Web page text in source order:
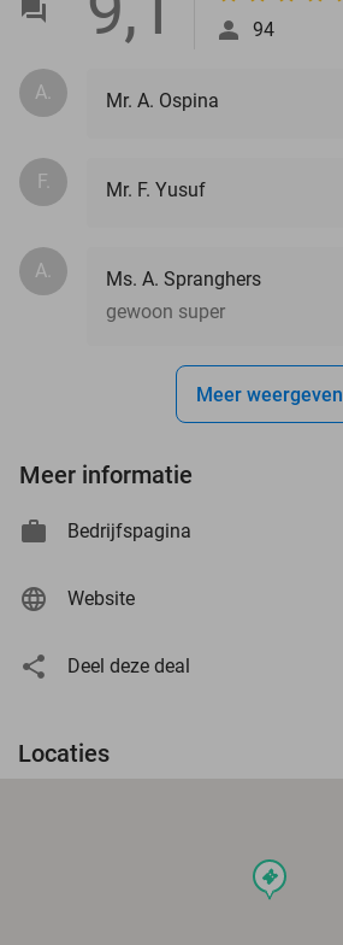
94
A. Mr. A. Ospina
F. Mr. F. Yusuf
A.
Ms. A. Spranghers
gewoon super
Meer weergeven
Meer informatie
Bedrijfspagina
Website
Deel deze deal
Locaties
events